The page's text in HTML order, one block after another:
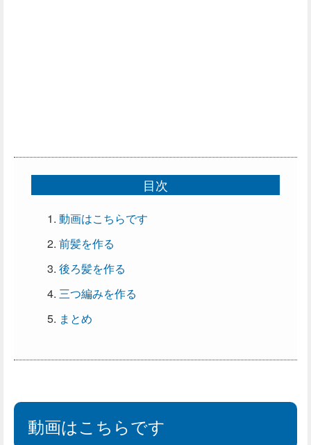
目次
動画はこちらです
前髪を作る
後ろ髪を作る
三つ編みを作る
まとめ
動画はこちらです